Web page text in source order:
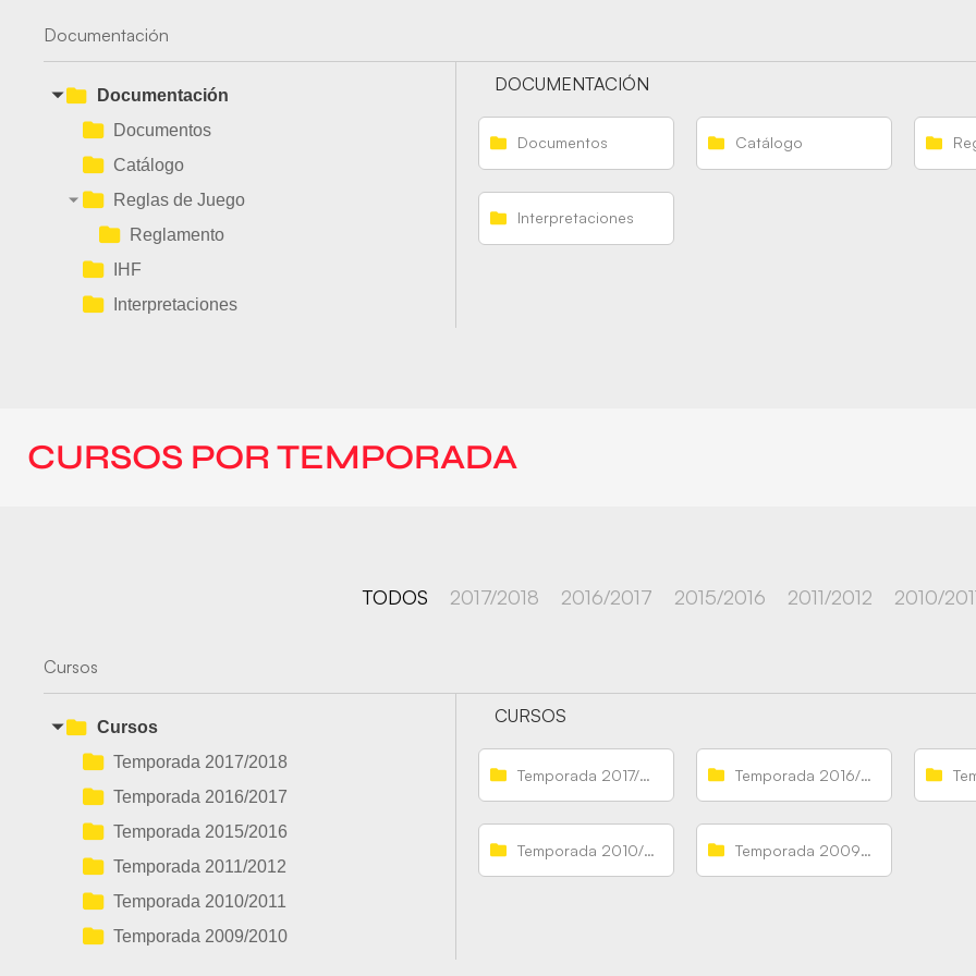
Documentación
Documentación
Documentos
Catálogo
Reglas de Juego
Reglamento
IHF
Interpretaciones
DOCUMENTACIÓN
Documentos Catálogo
Interpretaciones
CURSOS POR TEMPORADA
TODOS 2017/2018 2016/2017 2015/2016 2011/2012 2010/
Cursos
Cursos
Temporada 2017/2018
Temporada 2016/2017
Temporada 2015/2016
Temporada 2011/2012
Temporada 2010/2011
Temporada 2009/2010
CURSOS
Temporada 2017/2018 Temporada 2016/2017
Temporada 2010/2011 Temporada 2009/2010